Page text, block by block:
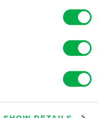
售。您可以在页面顶部